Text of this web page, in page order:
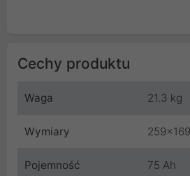
Cechy produktu
Waga 21.3 kg
Wymiary
Pojemność 75 Ah